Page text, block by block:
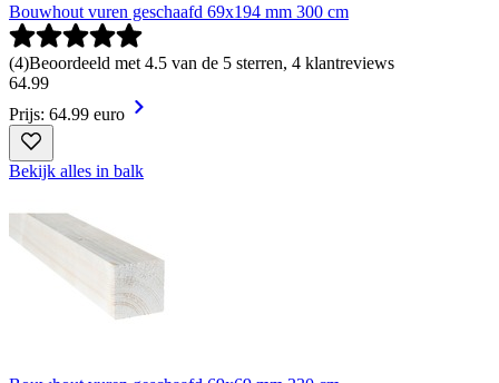
Bouwhout vuren geschaafd 69x194 mm 300 cm
(4)Beoordeeld met 4.5 van de 5 sterren, 4 klantreviews
64.99
Prijs: 64.99 euro
Bekijk alles in balk